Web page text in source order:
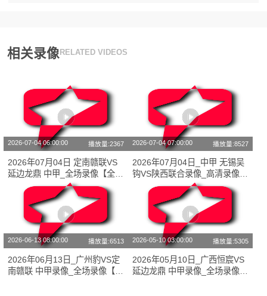
相关录像 RELATED VIDEOS
2026-07-04 06:00:00 播放量:2367
2026年07月04日 定南赣联VS
延边龙鼎 中甲_全场录像【全场
回放】
2026-07-04 07:00:00 播放量:8527
2026年07月04日_中甲 无锡吴
钩VS陕西联合录像_高清录像
【全场回放】
2026-06-13 08:00:00 播放量:6513
2026年06月13日_广州豹VS定
南赣联 中甲录像_全场录像【高
2026-05-10 03:00:00 播放量:5305
2026年05月10日_广西恒宸VS
延边龙鼎 中甲录像_全场录像